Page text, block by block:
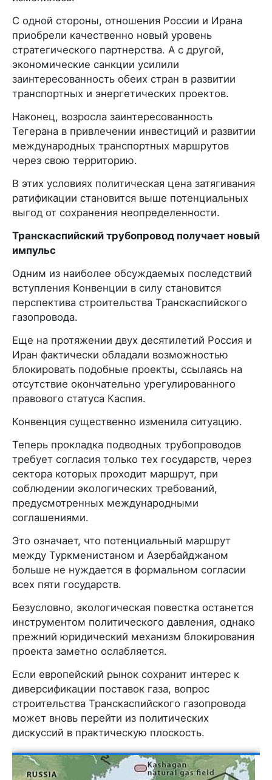
С одной стороны, отношения России и Ирана
приобрели качественно новый уровень
стратегического партнерства. А с другой,
экономические санкции усилили
заинтересованность обеих стран в развитии
транспортных и энергетических проектов.
Наконец, возросла заинтересованность
Тегерана в привлечении инвестиций и развитии
международных транспортных маршрутов
через свою территорию.
В этих условиях политическая цена затягивания
ратификации становится выше потенциальных
выгод от сохранения неопределенности.
Транскаспийский трубопровод получает новый
импульс
Одним из наиболее обсуждаемых последствий
вступления Конвенции в силу становится
перспектива строительства Транскаспийского
газопровода.
Еще на протяжении двух десятилетий Россия и
Иран фактически обладали возможностью
блокировать подобные проекты, ссылаясь на
отсутствие окончательно урегулированного
правового статуса Каспия.
Конвенция существенно изменила ситуацию.
Теперь прокладка подводных трубопроводов
требует согласия только тех государств, через
сектора которых проходит маршрут, при
соблюдении экологических требований,
предусмотренных международными
соглашениями.
Это означает, что потенциальный маршрут
между Туркменистаном и Азербайджаном
больше не нуждается в формальном согласии
всех пяти государств.
Безусловно, экологическая повестка останется
инструментом политического давления, однако
прежний юридический механизм блокирования
проекта заметно ослабляется.
Если европейский рынок сохранит интерес к
диверсификации поставок газа, вопрос
строительства Транскаспийского газопровода
может вновь перейти из политических
дискуссий в практическую плоскость.